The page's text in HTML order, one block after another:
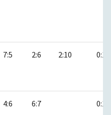
7:5 2:6 2:10 0:1
4:6 6:7 0:1